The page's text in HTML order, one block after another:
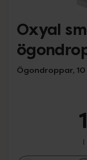
Oxyal
Ögondroppar, 10